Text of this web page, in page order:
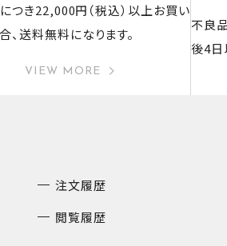
つき22,000円（税込）以上お買い
、送料無料になります。
VIEW MORE
不良
後4日
注文履歴
閲覧履歴